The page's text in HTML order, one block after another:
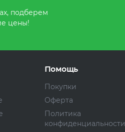
подберем
цены!
Помощь
Покупки
Оферта
Политика
конфиденциальности